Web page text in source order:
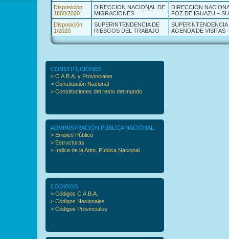
Disposición
1800/2020
DIRECCION NACIONAL DE
MIGRACIONES
DIRECCION
FOZ DE IGUAZU –
Disposición
1/2020
SUPERINTENDENCIA DE
RIESGOS DEL TRABAJO
AGENDA DE VISITAS
CONSTITUCIONES
> C.A.B.A. y Provinciales
> Constitución Nacional
> Constituciones del resto del mundo
ADMINISTRACIÓN PÚBLICA NACIONAL
> Empleo Público
> Estructuras
> Índice de la Adm. Pública Nacional
CÓDIGOS
> Códigos C.A.B.A.
> Códigos Nacionales
> Códigos Provinciales